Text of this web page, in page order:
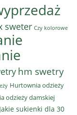
sweter Czy kolorowe
hm swetry
Hurtownia odzieży
odzieży damskiej
Jakie sukienki dla 30